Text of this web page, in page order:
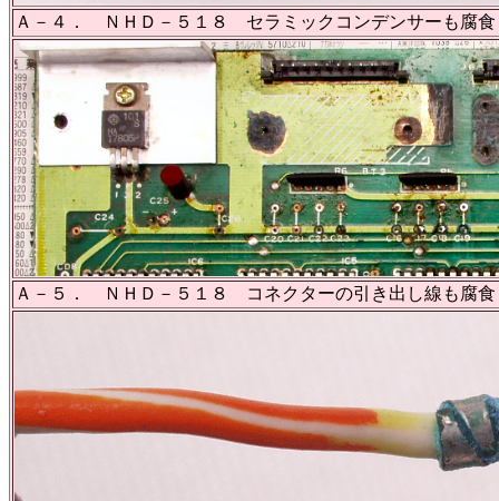
Ａ－４． ＮＨＤ－５１８ セラミックコンデンサーも腐食
Ａ－５． ＮＨＤ－５１８ コネクターの引き出し線も腐食